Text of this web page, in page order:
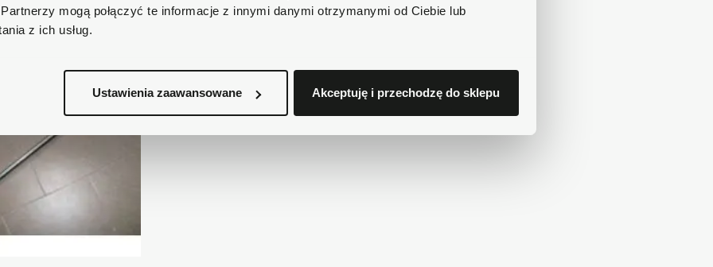
mogą połączyć te informacje z innymi danymi otrzymanymi od Ciebie lub
z ich usług.
Ustawienia zaawansowane Akceptuję i przechodzę do sklepu